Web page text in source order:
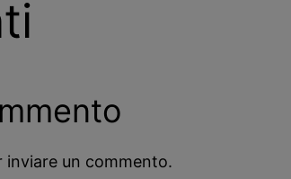
inviare un commento.